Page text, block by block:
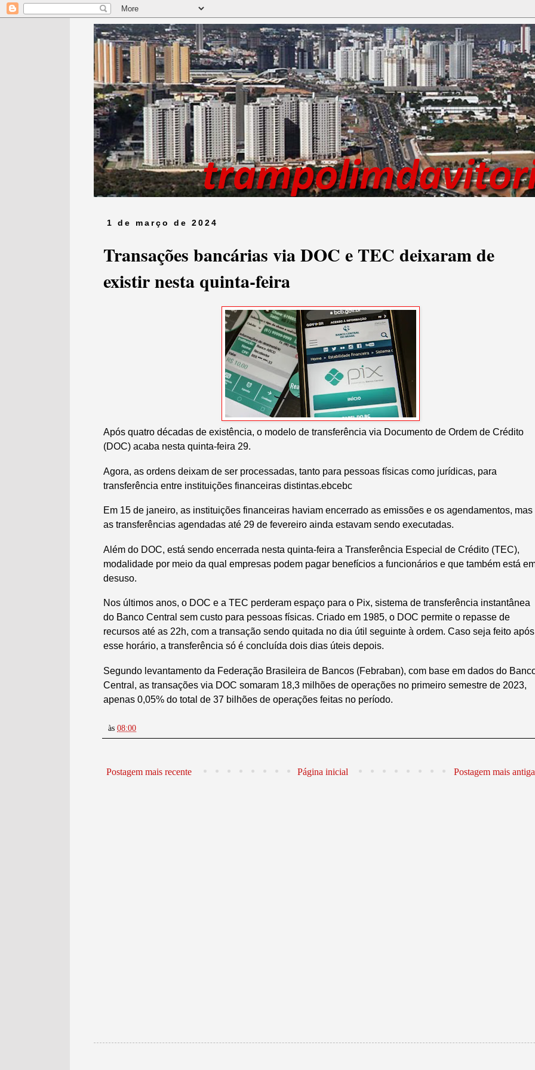
1 de março de 2024
Transações bancárias via DOC e TEC deixaram de
existir nesta quinta-feira
Após quatro décadas de existência, o modelo de transferência via Documento de Ordem de Crédito
(DOC) acaba nesta quinta-feira 29.
Agora, as ordens deixam de ser processadas, tanto para pessoas físicas como jurídicas, para
transferência entre instituições financeiras distintas.ebcebc
Em 15 de janeiro, as instituições financeiras haviam encerrado as emissões e os agendamentos, mas
as transferências agendadas até 29 de fevereiro ainda estavam sendo executadas.
Além do DOC, está sendo encerrada nesta quinta-feira a Transferência Especial de Crédito (TEC),
modalidade por meio da qual empresas podem pagar benefícios a funcionários e que também está
desuso.
Nos últimos anos, o DOC e a TEC perderam espaço para o Pix, sistema de transferência instantânea
do Banco Central sem custo para pessoas físicas. Criado em 1985, o DOC permite o repasse de
recursos até as 22h, com a transação sendo quitada no dia útil seguinte à ordem. Caso seja feito após
esse horário, a transferência só é concluída dois dias úteis depois.
Segundo levantamento da Federação Brasileira de Bancos (Febraban), com base em dados do
Central, as transações via DOC somaram 18,3 milhões de operações no primeiro semestre de 2023,
apenas 0,05% do total de 37 bilhões de operações feitas no período.
às 08:00
Postagem mais recente Postagem mais antiga
Página inicial